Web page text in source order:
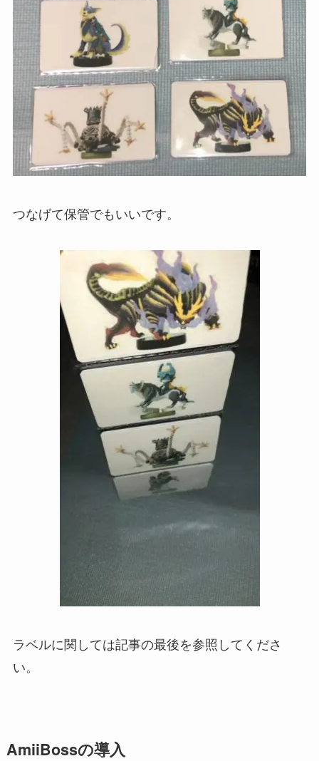
つなげて保管でもいいです。
ラベルに関しては記事の最後を参照してくださ
い。
AmiiBossの導入